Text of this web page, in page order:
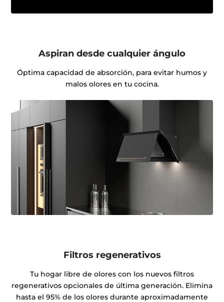
Aspiran desde cualquier ángulo
Óptima capacidad de absorción, para evitar humos y
malos olores en tu cocina.
Filtros regenerativos
Tu hogar libre de olores con los nuevos filtros
regenerativos opcionales de última generación. Elimina
hasta el 95% de los olores durante aproximadamente